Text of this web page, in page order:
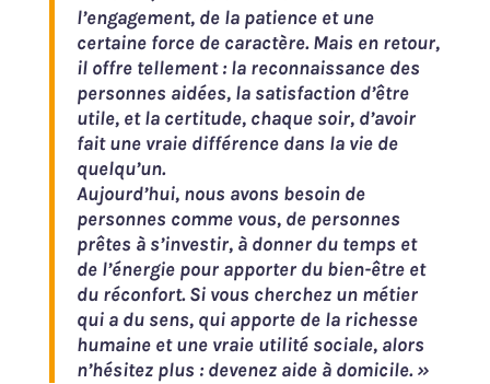
l’engagement, de la patience et une
certaine force de caractère. Mais en retour,
il offre tellement : la reconnaissance des
personnes aidées, la satisfaction d’être
utile, et la certitude, chaque soir, d’avoir
fait une vraie différence dans la vie de
quelqu’un.
Aujourd’hui, nous avons besoin de
personnes comme vous, de personnes
prêtes à s’investir, à donner du temps et
de l’énergie pour apporter du bien-être et
du réconfort. Si vous cherchez un métier
qui a du sens, qui apporte de la richesse
humaine et une vraie utilité sociale, alors
n’hésitez plus : devenez aide à domicile. »